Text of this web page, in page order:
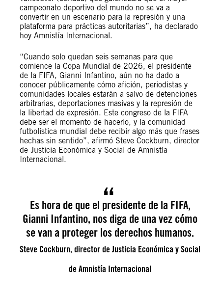
campeonato deportivo del mundo no se va a
convertir en un escenario para la represión y una
plataforma para prácticas autoritarias”, ha declarado
hoy Amnistía Internacional.
“Cuando solo quedan seis semanas para que
comience la Copa Mundial de 2026, el presidente
de la FIFA, Gianni Infantino, aún no ha dado a
conocer públicamente cómo afición, periodistas y
comunidades locales estarán a salvo de detenciones
arbitrarias, deportaciones masivas y la represión de
la libertad de expresión. Este congreso de la FIFA
debe ser el momento de hacerlo, y la comunidad
futbolística mundial debe recibir algo más que frases
hechas sin sentido”, afirmó Steve Cockburn, director
de Justicia Económica y Social de Amnistía
Internacional.
Es hora de que el presidente de la FIFA,
Gianni Infantino, nos diga de una vez cómo
se van a proteger los derechos humanos.
Steve Cockburn, director de Justicia Económica y Social
de Amnistía Internacional